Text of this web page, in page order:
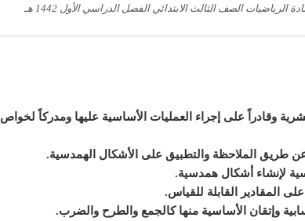
الصف الثالث الابتدائي الفصل الدراسي الأول 1442 هـ
وقادراً على إجراء العمليات الأساسية عليها ومدركاً لخواص
طريق الملاحظة والتطبيق على الأشكال الهمدسية.
لإنشاء أشكال همدسية.
المقادير القابلة للقياس.
وإتقان الأساسية منها كالجمع والطرح والضرب.